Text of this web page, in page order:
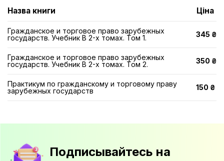
Назва книги Ціна
Гражданское и торговое право зарубежных
государств. Учебник В 2-х томах. Том 1.
345 ₴
Гражданское и торговое право зарубежных
государств. Учебник В 2-х томах. Том 2.
350 ₴
Практикум по гражданскому и торговому праву
зарубежных государств
150 ₴
Подписывайтесь на